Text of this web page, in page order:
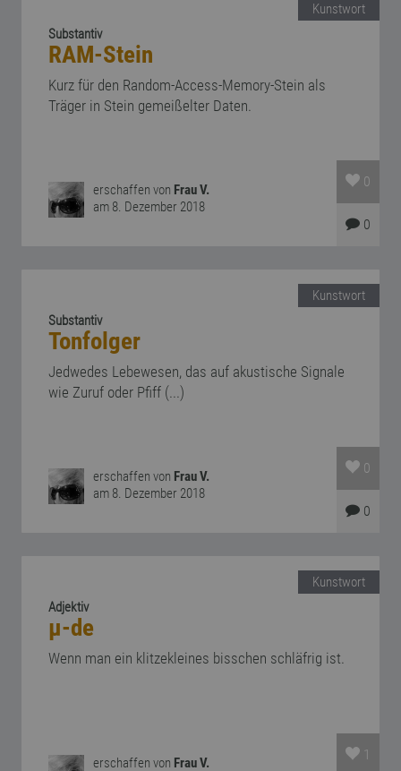
Kunstwort
Substantiv
RAM-Stein
Kurz für den Random-Access-Memory-Stein als
Träger in Stein gemeißelter Daten.
erschaffen von Frau V.
am 8. Dezember 2018
0
0
Kunstwort
Substantiv
Tonfolger
Jedwedes Lebewesen, das auf akustische Signale
wie Zuruf oder Pfiff (...)
erschaffen von Frau V.
am 8. Dezember 2018
0
0
Kunstwort
Adjektiv
μ-de
Wenn man ein klitzekleines bisschen schläfrig ist.
erschaffen von Frau V. 1